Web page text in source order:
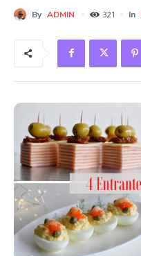
By ADMIN 321 In